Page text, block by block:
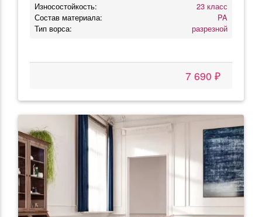
Износостойкость:
23 класс
Состав материала:
PA
Тип ворса:
разрезной
7 690 ₽